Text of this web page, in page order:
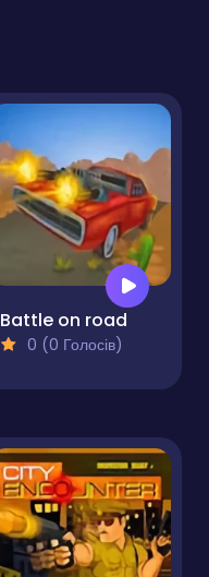
Battle on road
0 (0 Голосів)